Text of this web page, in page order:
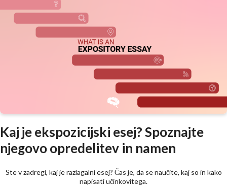
Kaj je ekspozicijski esej? Spoznajte
njegovo opredelitev in namen
Ste v zadregi, kaj je razlagalni esej? Čas je, da se naučite, kaj so in kako
napisati učinkovitega.